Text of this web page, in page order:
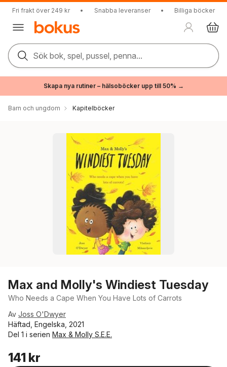
Fri frakt över 249 kr • Snabba leveranser • Billiga böcker
Sök bok, spel, pussel, penna...
Skapa nya rutiner – hälsoböcker upp till 50% →
Barn och ungdom Kapitelböcker
Max and Molly's Windiest Tuesday
Who Needs a Cape When You Have Lots of Carrots
Av Joss O'Dwyer
Häftad, Engelska, 2021
Del 1 i serien Max & Molly S.E.E.
141 kr